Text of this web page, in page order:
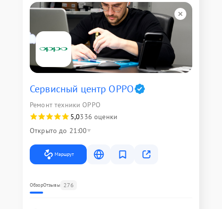
Сервисный центр OPPO
Ремонт техники OPPO
5,0336 оценки
Открыто до 21:00
Маршрут
ОбзорОтзывы 276